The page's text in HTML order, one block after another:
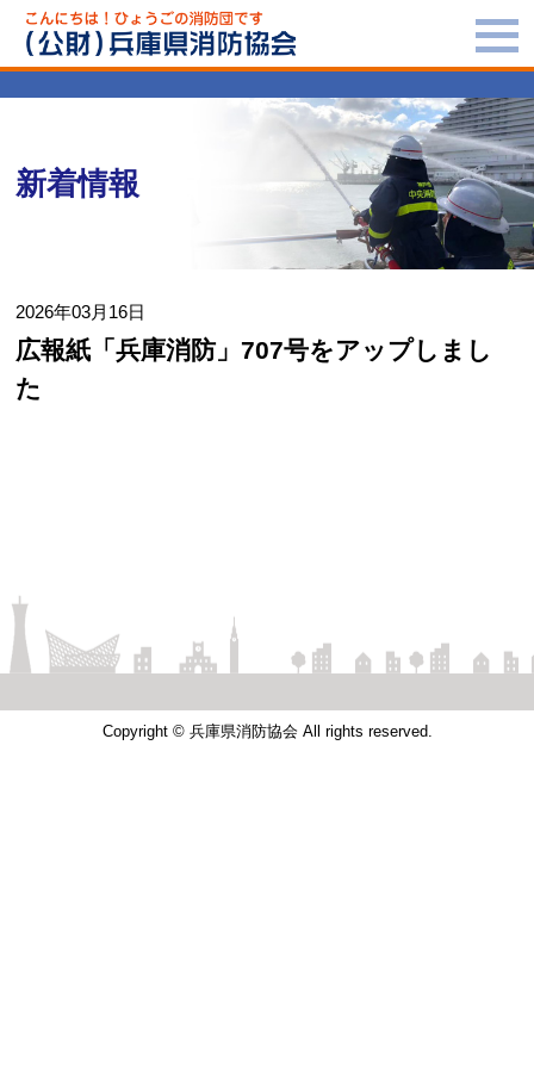
新着情報
2026年03月16日
広報紙「兵庫消防」707号をアップしまし
た
Copyright © 兵庫県消防協会 All rights reserved.